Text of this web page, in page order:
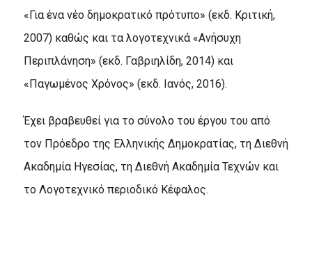
«Για ένα νέο δημοκρατικό πρότυπο» (εκδ. Κριτική,
2007) καθώς και τα λογοτεχνικά «Ανήσυχη
Περιπλάνηση» (εκδ. Γαβριηλίδη, 2014) και
«Παγωμένος Χρόνος» (εκδ. Ιανός, 2016).
Έχει βραβευθεί για το σύνολο του έργου του από
τον Πρόεδρο της Ελληνικής Δημοκρατίας, τη Διεθνή
Ακαδημία Ηγεσίας, τη Διεθνή Ακαδημία Τεχνών και
το Λογοτεχνικό περιοδικό Κέφαλος.